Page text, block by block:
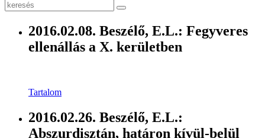
2016.02.08. Beszélő, E.L.: Fegyveres
ellenállás a X. kerületben
Tartalom
2016.02.26. Beszélő, E.L.:
Abszurdisztán, határon kívül-belül